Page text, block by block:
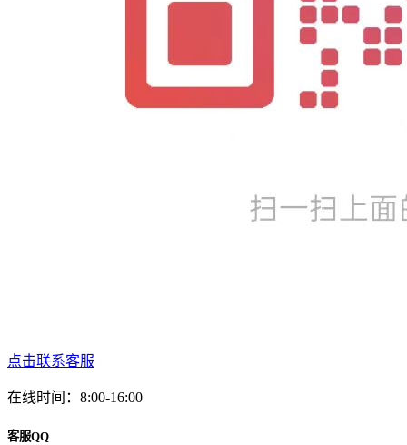
点击联系客服
在线时间：8:00-16:00
客服QQ